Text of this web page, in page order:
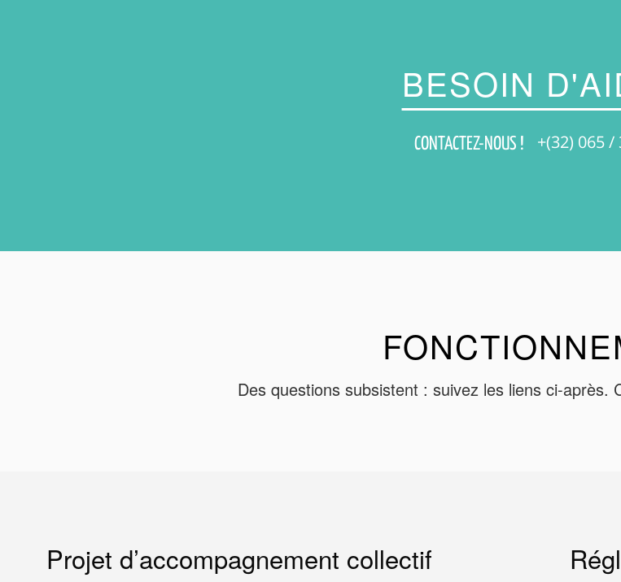
BESOIN
CONTACTEZ-NOUS ! +(32) 065 /
Des questions subsistent : suivez les liens ci-après.
Projet d’accompagnement collectif